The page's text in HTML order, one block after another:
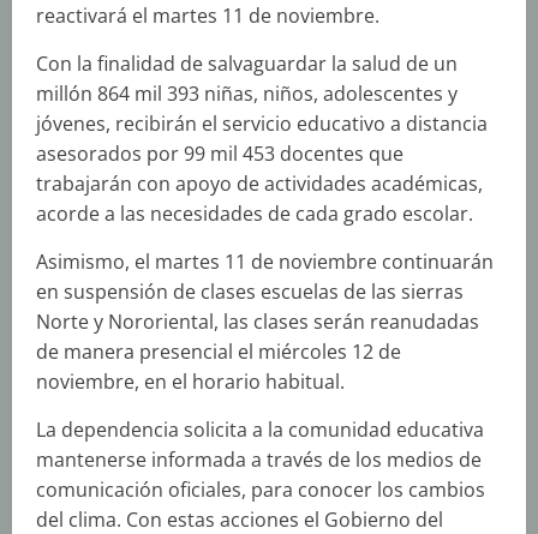
reactivará el martes 11 de noviembre.
Con la finalidad de salvaguardar la salud de un
millón 864 mil 393 niñas, niños, adolescentes y
jóvenes, recibirán el servicio educativo a distancia
asesorados por 99 mil 453 docentes que
trabajarán con apoyo de actividades académicas,
acorde a las necesidades de cada grado escolar.
Asimismo, el martes 11 de noviembre continuarán
en suspensión de clases escuelas de las sierras
Norte y Nororiental, las clases serán reanudadas
de manera presencial el miércoles 12 de
noviembre, en el horario habitual.
La dependencia solicita a la comunidad educativa
mantenerse informada a través de los medios de
comunicación oficiales, para conocer los cambios
del clima. Con estas acciones el Gobierno del